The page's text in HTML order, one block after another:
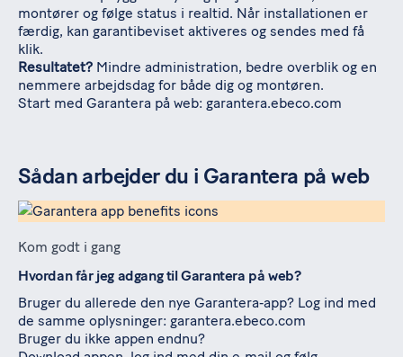
montører og følge status i realtid. Når installationen er
færdig, kan garantibeviset aktiveres og sendes med få
klik.
Resultatet? Mindre administration, bedre overblik og en
nemmere arbejdsdag for både dig og montøren.
Start med Garantera på web: garantera.ebeco.com
Sådan arbejder du i Garantera på web
Kom godt i gang
Hvordan får jeg adgang til Garantera på web?
Bruger du allerede den nye Garantera‑app? Log ind med
de samme oplysninger: garantera.ebeco.com
Bruger du ikke appen endnu?